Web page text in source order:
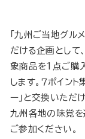
「九州ご当地グル
だける企画として
象商品を1点ご購
します。７ポイン
ー」と交換いただけ
九州各地の味覚を
ご参加ください。